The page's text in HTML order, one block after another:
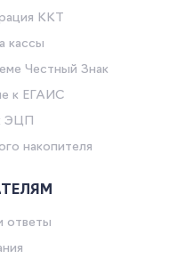
ККТ
кассы
Честный Знак
к ЕГАИС
ЭЦП
накопителя
ответы